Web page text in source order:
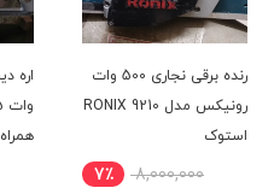
اره دیسکی گرد بر 1750
وات 185 میلی متری باس
5,000,000 11٪
دیمر